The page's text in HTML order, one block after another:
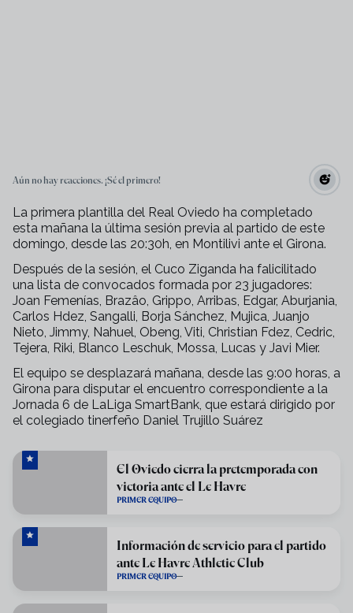
Aún no hay reacciones. ¡Sé el primero!
La primera plantilla del Real Oviedo ha completado
esta mañana la última sesión previa al partido de este
domingo, desde las 20:30h, en Montilivi ante el Girona.
Después de la sesión, el Cuco Ziganda ha falicilitado
una lista de convocados formada por 23 jugadores:
Joan Femenías, Brazâo, Grippo, Arribas, Edgar, Aburjania,
Carlos Hdez, Sangalli, Borja Sánchez, Mujica, Juanjo
Nieto, Jimmy, Nahuel, Obeng, Viti, Christian Fdez, Cedric,
Tejera, Riki, Blanco Leschuk, Mossa, Lucas y Javi Mier.
El equipo se desplazará mañana, desde las 9:00 horas, a
Girona para disputar el encuentro correspondiente a la
Jornada 6 de LaLiga SmartBank, que estará dirigido por
el colegiado tinerfeño Daniel Trujillo Suárez
El Oviedo cierra la pretemporada con
victoria ante el Le Havre
PRIMER EQUIPO
Información de servicio para el partido
ante Le Havre Athletic Club
PRIMER EQUIPO